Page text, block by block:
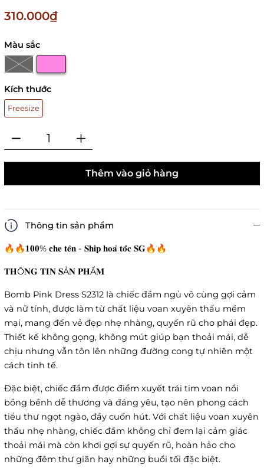
310.000₫
Màu sắc
Kích thước
Freesize
Thêm vào giỏ hàng
Thông tin sản phẩm
🔥🔥𝟏𝟎𝟎% 𝐜𝐡𝐞 𝐭𝐞̂𝐧 - 𝐒𝐡𝐢𝐩 𝐡𝐨𝐚̉ 𝐭𝐨̂́𝐜 𝐒𝐆🔥🔥
𝐓𝐇Ô𝐍𝐆 𝐓𝐈𝐍 𝐒Ả𝐍 𝐏𝐇Ẩ𝐌
Bomb Pink Dress S2312 là chiếc đầm ngủ vô cùng gợi cảm
và nữ tính, được làm từ chất liệu voan xuyên thấu mềm
mại, mang đến vẻ đẹp nhẹ nhàng, quyến rũ cho phái đẹp.
Thiết kế không gọng, không mút giúp bạn thoải mái, dễ
chịu nhưng vẫn tôn lên những đường cong tự nhiên một
cách tinh tế.
Đặc biệt, chiếc đầm được điểm xuyết trái tim voan nổi
bồng bềnh dễ thương và đáng yêu, tạo nên phong cách
tiểu thư ngọt ngào, đầy cuốn hút. Với chất liệu voan xuyên
thấu nhẹ nhàng, chiếc đầm không chỉ đem lại cảm giác
thoải mái mà còn khơi gợi sự quyến rũ, hoàn hảo cho
những đêm thư giãn hay những buổi tối đặc biệt.